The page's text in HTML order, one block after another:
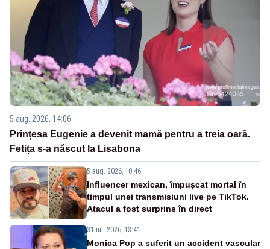
5 aug. 2026, 14:06
Prințesa Eugenie a devenit mamă pentru a treia oară.
Fetița s-a născut la Lisabona
5 aug. 2026, 10:46
Influencer mexican, împușcat mortal în
timpul unei transmisiuni live pe TikTok.
Atacul a fost surprins în direct
31 iul. 2026, 13:41
Monica Pop a suferit un accident vascular